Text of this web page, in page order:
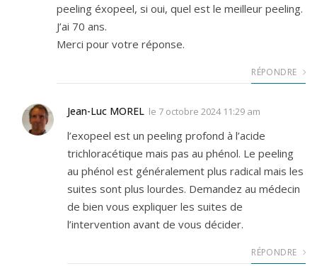
peeling éxopeel, si oui, quel est le meilleur peeling.
J’ai 70 ans.
Merci pour votre réponse.
RÉPONDRE
Jean-Luc MOREL le 7 octobre 2024 11:29 am
l’exopeel est un peeling profond à l’acide
trichloracétique mais pas au phénol. Le peeling
au phénol est généralement plus radical mais les
suites sont plus lourdes. Demandez au médecin
de bien vous expliquer les suites de
l’intervention avant de vous décider.
RÉPONDRE